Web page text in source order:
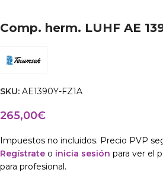
Comp. herm. LUHF AE
SKU: AE1390Y-FZ1A
265,00€
Impuestos no incluidos. Precio PVP
Regístrate o inicia sesión para ver el
para profesional.